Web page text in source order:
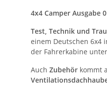
4x4 Camper Ausgabe
Test, Technik und
einem Deutschen 6x4
der Fahrerkabine
Auch Zubehör kommt